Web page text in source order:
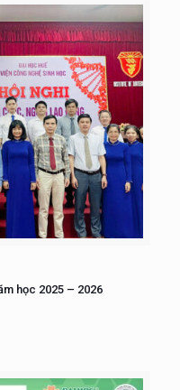
học 2025 – 2026